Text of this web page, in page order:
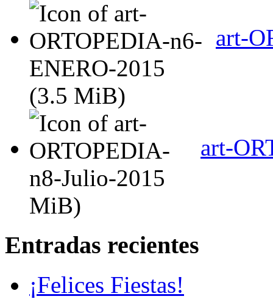
art-
(3.5 MiB)
art-
MiB)
Entradas recientes
¡Felices Fiestas!